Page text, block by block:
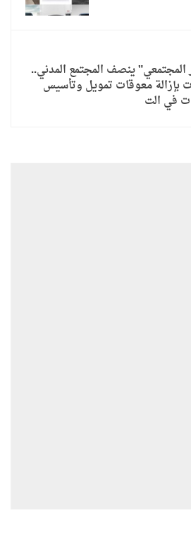
المجتمعي" ينصف المجتمع المدني..
بإزالة معوقات تمويل وتأسيس
في الت